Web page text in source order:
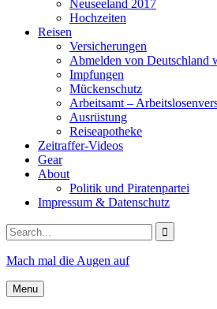
Neuseeland 2017
Hochzeiten
Reisen
Versicherungen
Abmelden von Deutschland
Impfungen
Mückenschutz
Arbeitsamt –
Ausrüstung
Reiseapotheke
Zeitraffer-Videos
Gear
About
Politik und Piratenpartei
Impressum & Datenschutz
Search
for:
Mach mal die Augen auf
Menu